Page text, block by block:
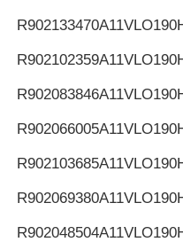
R902133470
R902102359
R902083846
R902066005
R902103685
R902069380
R902048504